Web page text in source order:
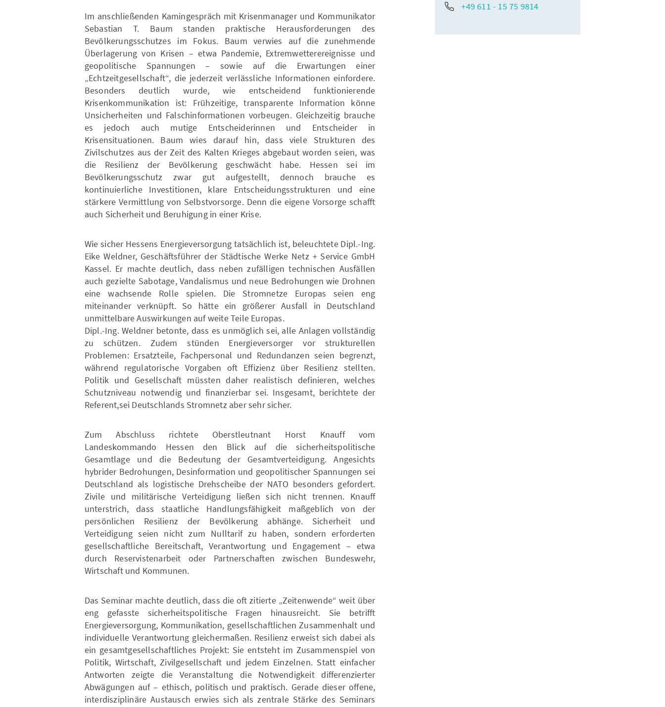
Im anschließenden Kamingespräch mit Krisenmanager und Kommunikator
Sebastian T. Baum standen praktische Herausforderungen des
Bevölkerungsschutzes im Fokus. Baum verwies auf die zunehmende
Überlagerung von Krisen – etwa Pandemie, Extremwetterereignisse und
geopolitische Spannungen – sowie auf die Erwartungen einer
„Echtzeitgesellschaft“, die jederzeit verlässliche Informationen einfordere.
Besonders deutlich wurde, wie entscheidend funktionierende
Krisenkommunikation ist: Frühzeitige, transparente Information könne
Unsicherheiten und Falschinformationen vorbeugen. Gleichzeitig brauche
es jedoch auch mutige Entscheiderinnen und Entscheider in
Krisensituationen. Baum wies darauf hin, dass viele Strukturen des
Zivilschutzes aus der Zeit des Kalten Krieges abgebaut worden seien, was
die Resilienz der Bevölkerung geschwächt habe. Hessen sei im
Bevölkerungsschutz zwar gut aufgestellt, dennoch brauche es
kontinuierliche Investitionen, klare Entscheidungsstrukturen und eine
stärkere Vermittlung von Selbstvorsorge. Denn die eigene Vorsorge schafft
auch Sicherheit und Beruhigung in einer Krise.
Wie sicher Hessens Energieversorgung tatsächlich ist, beleuchtete Dipl.-Ing.
Eike Weldner, Geschäftsführer der Städtische Werke Netz + Service GmbH
Kassel. Er machte deutlich, dass neben zufälligen technischen Ausfällen
auch gezielte Sabotage, Vandalismus und neue Bedrohungen wie Drohnen
eine wachsende Rolle spielen. Die Stromnetze Europas seien eng
miteinander verknüpft. So hätte ein größerer Ausfall in Deutschland
unmittelbare Auswirkungen auf weite Teile Europas.
Dipl.-Ing. Weldner betonte, dass es unmöglich sei, alle Anlagen vollständig
zu schützen. Zudem stünden Energieversorger vor strukturellen
Problemen: Ersatzteile, Fachpersonal und Redundanzen seien begrenzt,
während regulatorische Vorgaben oft Effizienz über Resilienz stellten.
Politik und Gesellschaft müssten daher realistisch definieren, welches
Schutzniveau notwendig und finanzierbar sei. Insgesamt, berichtete der
Referent,sei Deutschlands Stromnetz aber sehr sicher.
Zum Abschluss richtete Oberstleutnant Horst Knauff vom
Landeskommando Hessen den Blick auf die sicherheitspolitische
Gesamtlage und die Bedeutung der Gesamtverteidigung. Angesichts
hybrider Bedrohungen, Desinformation und geopolitischer Spannungen sei
Deutschland als logistische Drehscheibe der NATO besonders gefordert.
Zivile und militärische Verteidigung ließen sich nicht trennen. Knauff
unterstrich, dass staatliche Handlungsfähigkeit maßgeblich von der
persönlichen Resilienz der Bevölkerung abhänge. Sicherheit und
Verteidigung seien nicht zum Nulltarif zu haben, sondern erforderten
gesellschaftliche Bereitschaft, Verantwortung und Engagement – etwa
durch Reservistenarbeit oder Partnerschaften zwischen Bundeswehr,
Wirtschaft und Kommunen.
Das Seminar machte deutlich, dass die oft zitierte „Zeitenwende“ weit über
eng gefasste sicherheitspolitische Fragen hinausreicht. Sie betrifft
Energieversorgung, Kommunikation, gesellschaftlichen Zusammenhalt und
individuelle Verantwortung gleichermaßen. Resilienz erweist sich dabei als
ein gesamtgesellschaftliches Projekt: Sie entsteht im Zusammenspiel von
Politik, Wirtschaft, Zivilgesellschaft und jedem Einzelnen. Statt einfacher
Antworten zeigte die Veranstaltung die Notwendigkeit differenzierter
Abwägungen auf – ethisch, politisch und praktisch. Gerade dieser offene,
interdisziplinäre Austausch erwies sich als zentrale Stärke des Seminars
+49 611 - 15 75 9814